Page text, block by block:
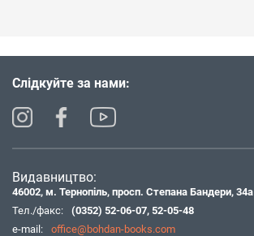
Слідкуйте за нами:
Видавництво:
46002, м. Тернопіль, просп. Степана Бандери, 34а
Тел./факс:
(0352) 52-06-07, 52-05-48
e-mail:
office@bohdan-books.com